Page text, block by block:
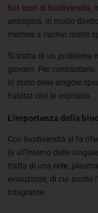
hot spot di biodiversità,
antropica, in modo
mettere a rischio molte
Si tratta di un problema
giovani. Per
lo stato delle singole
habitat che le ospitano.
L’importanza della
Con biodiversità si fa
(e all’interno delle
tratta di una rete,
evoluzione, di cui anche
integrante.